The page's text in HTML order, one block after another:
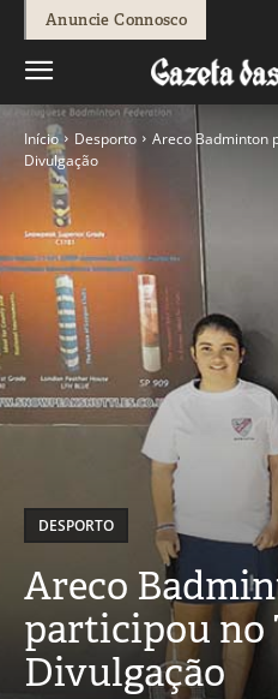
Anuncie Connosco
Início Desporto
Areco Badminton
Divulgação
DESPORTO
Areco
participou no
Divulgação